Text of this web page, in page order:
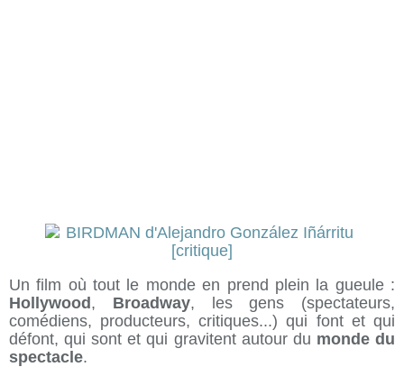
Un film où tout le monde en prend plein la gueule :
Hollywood , Broadway, les gens (spectateurs,
comédiens, producteurs, critiques...) qui font et qui
défont, qui sont et qui gravitent autour du monde du
spectacle.